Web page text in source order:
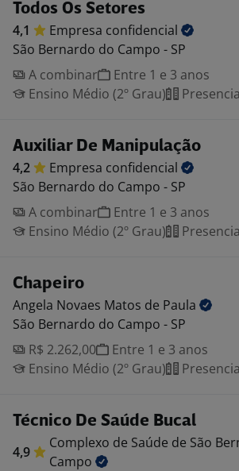
Todos Os Setores
4,1 Empresa confidencial
São Bernardo do Campo - SP
A combinar
Entre 1 e 3 anos
Ensino Médio (2º Grau)
Auxiliar De Manipulação
4,2 Empresa confidencial
São Bernardo do Campo - SP
A combinar
Entre 1 e 3 anos
Ensino Médio (2º Grau)
Chapeiro
Angela Novaes Matos de Paula
São Bernardo do Campo - SP
R$ 2.262,00
Entre 1 e 3 anos
Ensino Médio (2º Grau)
Técnico De Saúde Bucal
4,9
Complexo de Saúde de São
Campo